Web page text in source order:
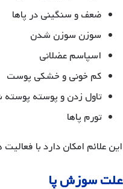
ضعف و سنگینی در پاها
سوزن سوزن شدن
اسپاسم عضلانی
کم خونی و خشکی پوست
تاول زدن و پوسته
تورم پاها
این علائم امکان دارد با
علت سوزش پا